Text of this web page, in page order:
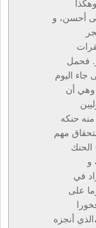
أحسن، و
فحمل
جاء اليوم
وهي أن
منه حنكه
مهم
الحنك
و
في
على
أنجزه